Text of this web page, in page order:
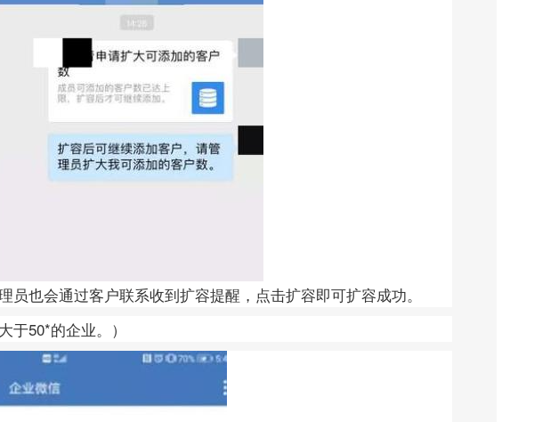
也会通过客户联系收到扩容提醒，点击扩容即可扩容成功。
于50*的企业。）